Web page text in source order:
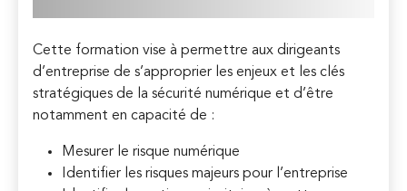
Cette formation vise à permettre aux dirigeants
d’entreprise de s’approprier les enjeux et les clés
stratégiques de la sécurité numérique et d’être
notamment en capacité de :
Mesurer le risque numérique
Identifier les risques majeurs pour l’entreprise